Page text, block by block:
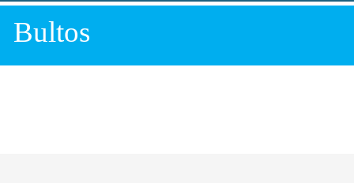
Bultos